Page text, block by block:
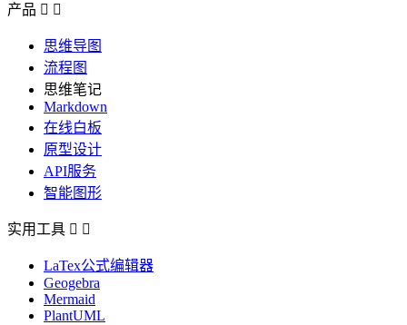
产品  
思维导图
流程图
思维笔记
Markdown
在线白板
原型设计
API服务
智能图形
实用工具  
LaTex公式编辑器
Geogebra
Mermaid
PlantUML